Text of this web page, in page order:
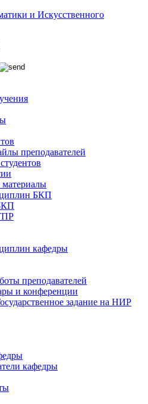
и Искусственного
преподавателей
материалы
БКП
кафедры
преподавателей
и конференции
задание на НИР
кафедры